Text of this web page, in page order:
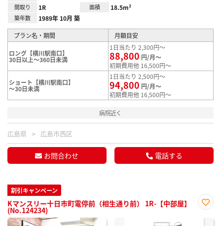
間取り 1R 面積 18.5m²
築年数 1989年 10月 築
プラン名・期間 月額目安
ロング【横川駅南口】
30日以上～360日未満
1日当たり 2,300円～
88,800 円/月～
初期費用他 16,500円～
ショート【横川駅南口】
～30日未満
1日当たり 2,500円～
94,800 円/月～
初期費用他 16,500円～
病院近く
広島県 広島市西区
お問合わせ 電話する
割引キャンペーン
Kマンスリー十日市町電停前（相生通り前） 1R-【中部屋】
(No.124234)
に入